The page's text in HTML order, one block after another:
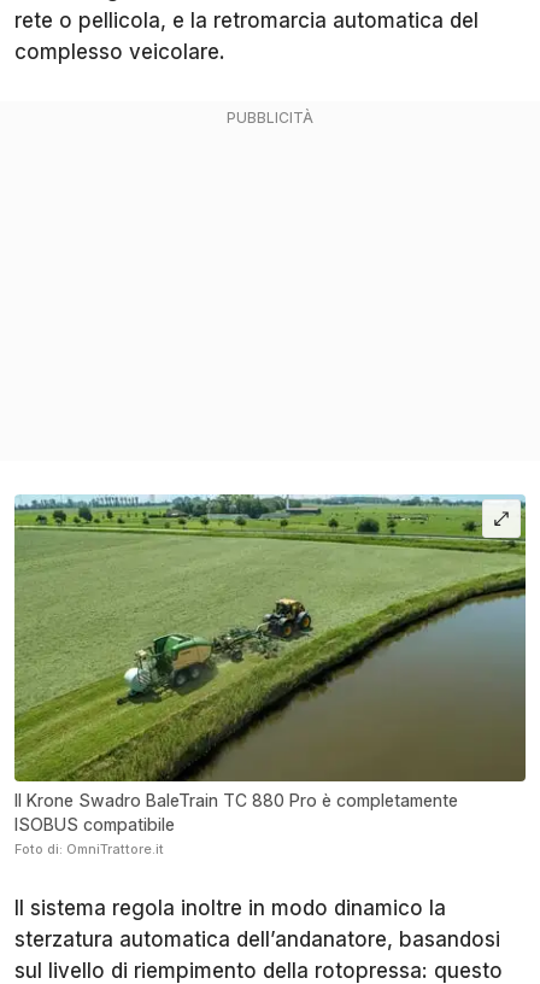
rete o pellicola, e la retromarcia automatica del
complesso veicolare.
Il Krone Swadro BaleTrain TC 880 Pro è completamente
ISOBUS compatibile
Foto di: OmniTrattore.it
Il sistema regola inoltre in modo dinamico la
sterzatura automatica dell’andanatore, basandosi
sul livello di riempimento della rotopressa: questo